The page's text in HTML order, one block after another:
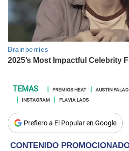
PREMIOS HEAT AUSTIN PALAO
INSTAGRAM
FLAVIA LAOS
Prefiero a El Popular en Google